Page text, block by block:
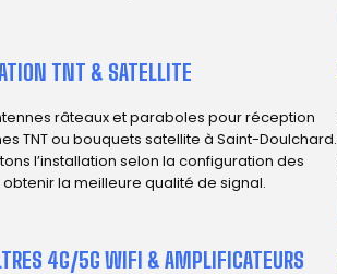
TNT & SATELLITE
râteaux et paraboles pour réception
TNT ou bouquets satellite à Saint-Doulchard.
l’installation selon la configuration des
obtenir la meilleure qualité de signal.
4G/5G WIFI & AMPLIFICATEURS